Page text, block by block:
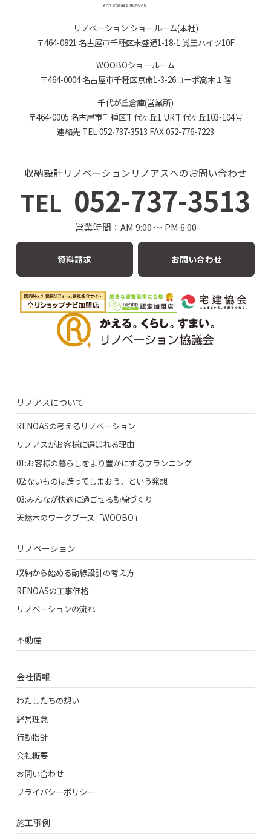
リノベーション ショールーム(本社)
〒464-0821 名古屋市千種区末盛通1-18-1 覚王ハイツ10F
WOOBOショールーム
〒464-0004 名古屋市千種区京命1-3-26コーポ高木１階
千代が丘倉庫(営業所)
〒464-0005 名古屋市千種区千代ヶ丘1 UR千代ヶ丘103-104号
連絡先 TEL 052-737-3513 FAX 052-776-7223
収納設計リノベーションリノアスへのお問い合わせ
TEL 052-737-3513
営業時間：AM 9:00 〜 PM 6:00
資料請求 お問い合わせ
リノアスについて
RENOASの考えるリノベーション
リノアスがお客様に選ばれる理由
01:お客様の暮らしをより豊かにするプランニング
02:ないものは造ってしまおう、という発想
03:みんなが快適に過ごせる動線づくり
天然木のワークブース「WOOBO」
リノベーション
収納から始める動線設計の考え方
RENOASの工事価格
リノベーションの流れ
不動産
会社情報
わたしたちの想い
経営理念
行動指針
会社概要
お問い合わせ
プライバシーポリシー
施工事例